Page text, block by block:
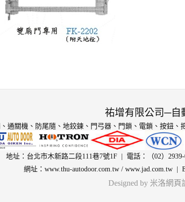
祐增有限公司─自
、通關機、防尾隨、地鉸鍊、門弓器、門鎖、電鎖、按鈕
地址：台北市木新路二段111巷7號1F | 電話：（02）
網址： www.thu-autodoor.com.tw / www.jad.com.tw |
Designed by 米洛網頁